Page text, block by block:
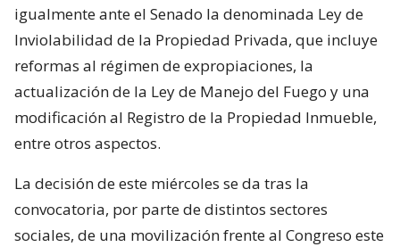
igualmente ante el Senado la denominada Ley de
Inviolabilidad de la Propiedad Privada, que incluye
reformas al régimen de expropiaciones, la
actualización de la Ley de Manejo del Fuego y una
modificación al Registro de la Propiedad Inmueble,
entre otros aspectos.
La decisión de este miércoles se da tras la
convocatoria, por parte de distintos sectores
sociales, de una movilización frente al Congreso este